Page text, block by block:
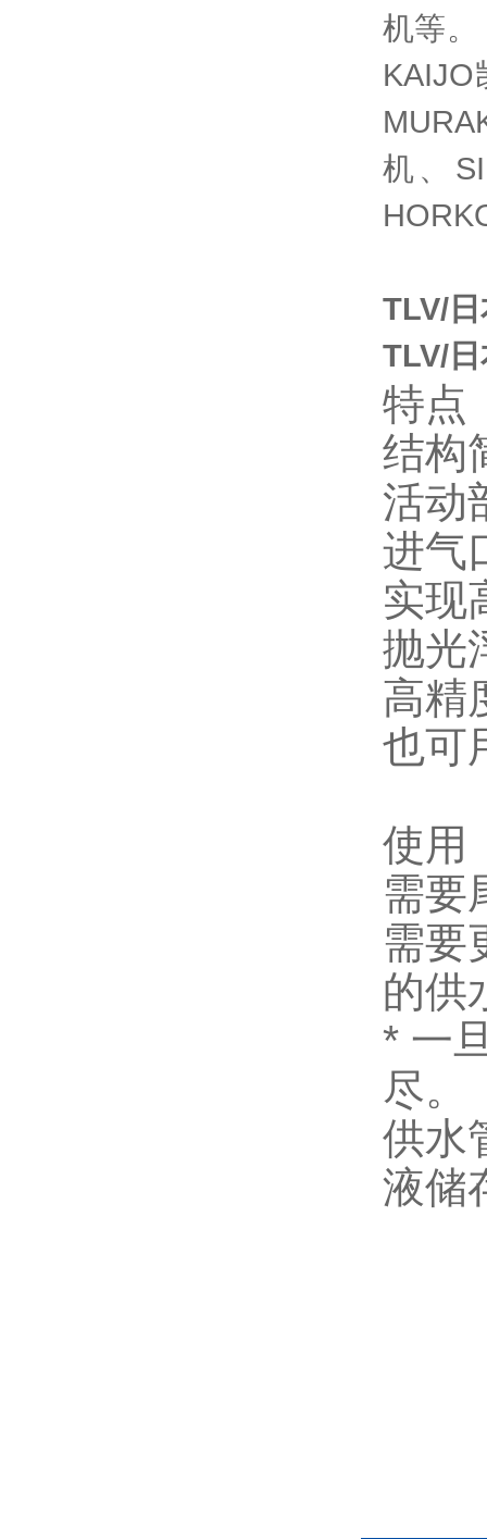
机等。
KAIJO
机、
TLV/
TLV/
特点
结构
活动
进气
实现
抛光
高精
也可
使用
需要
需要
的供
* 一
尽。
供水
液储